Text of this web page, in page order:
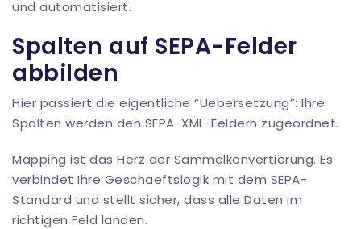
Spalten auf SEPA-Felder
abbilden
Hier passiert die eigentliche “Uebersetzung”: Ihre
Spalten werden den SEPA-XML-Feldern zugeordnet.
Mapping ist das Herz der Sammelkonvertierung. Es
verbindet Ihre Geschaeftslogik mit dem SEPA-
Standard und stellt sicher, dass alle Daten im
richtigen Feld landen.